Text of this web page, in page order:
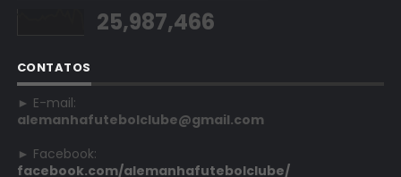
25,987,466
CONTATOS
► E-mail:
alemanhafutebolclube@gmail.com
► Facebook:
facebook.com/alemanhafutebolclube/